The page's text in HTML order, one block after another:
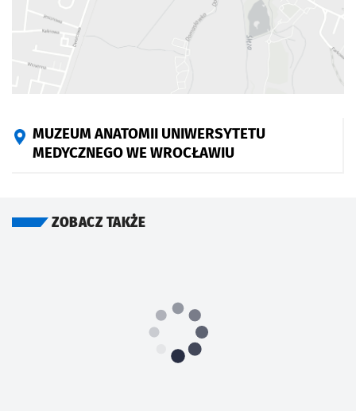
MUZEUM ANATOMII UNIWERSYTETU
MEDYCZNEGO WE WROCŁAWIU
ZOBACZ TAKŻE